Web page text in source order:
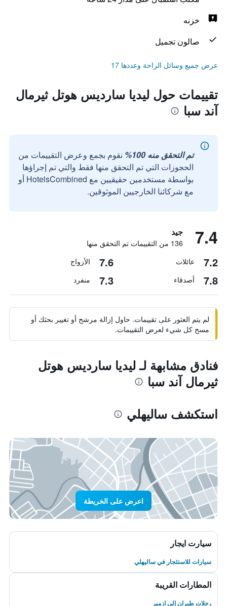
خزنه
صالون تجميل
عرض جميع وسائل الراحة وعددها 17
تقييمات حول ليديا سارديس هوتل ثيرمال
آند سبا
تم التحقق منه 100%
نقوم بجمع وعرض التقييمات من
الحجوزات التي تم التحقق منها فقط والتي تم إجراؤها
بواسطة مستخدمين حقيقيين مع HotelsCombined أو
مع شركائنا الخارجيين الموثوقين.
7.4 جيد
136 من التقييمات تم التحقق منها
7.2 عائلات 7.6 الأزواج
7.8 أصدقاء 7.3 منفرد
لم يتم العثور على تقييمات. حاول إزالة مرشح أو تغيير بحثك أو
مسح كل شيء لعرض التقييمات.
فنادق مشابهة لـ ليديا سارديس هوتل
ثيرمال آند سبا
استكشف ساليهلي
اعرض على الخريطة
سيارت ايجار
سيارات للاستئجار في ساليهلي
المطارات القريبة
رحلات طيران إلى ازمير